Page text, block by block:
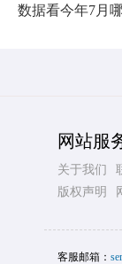
网站服
关于我们
版权声明
客服邮箱：